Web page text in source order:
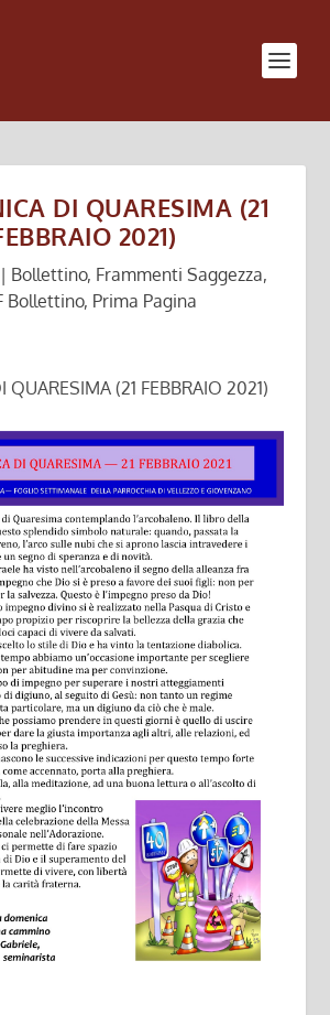
DI QUARESIMA (21
2021)
| Bollettino, Frammenti Saggezza,
Bollettino, Prima Pagina
QUARESIMA (21 FEBBRAIO 2021)